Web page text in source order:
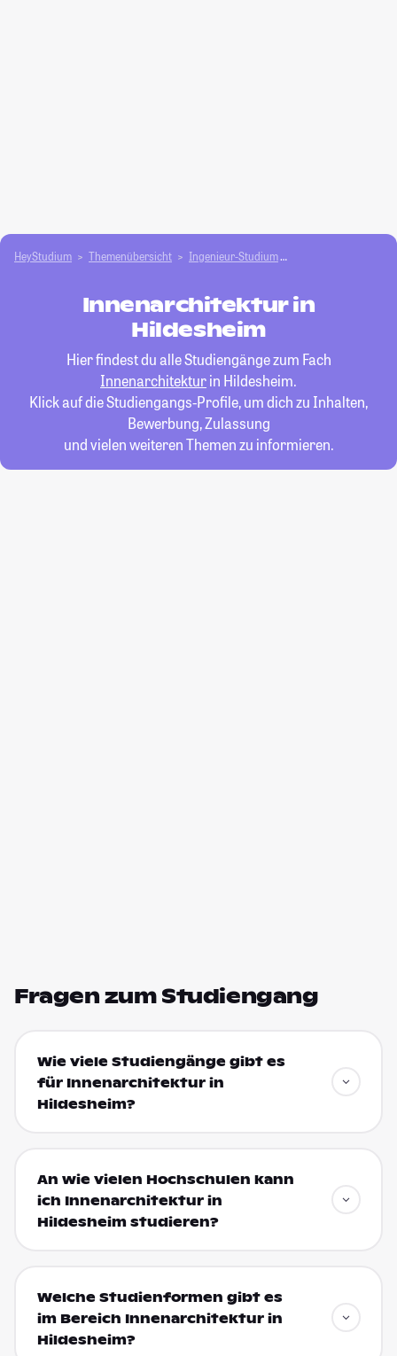
HeyStudium Themenübersicht Ingenieur-Studium
Innenarchitektur in
Hildesheim
Hier findest du alle Studiengänge zum Fach
Innenarchitekturin Hildesheim.
Klick auf die Studiengangs-Profile, um dich zu Inhalten,
Bewerbung, Zulassung
und vielen weiteren Themen zu informieren.
Fragen zum Studiengang
Wie viele Studiengänge gibt es
für Innenarchitektur in
Hildesheim?
An wie vielen Hochschulen kann
ich Innenarchitektur in
Hildesheim studieren?
Welche Studienformen gibt es
im Bereich Innenarchitektur in
Hildesheim?